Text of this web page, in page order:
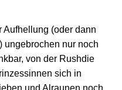
Aufhellung (oder dann
ungebrochen nur noch
von der Rushdie
sich in
und Alraunen noch